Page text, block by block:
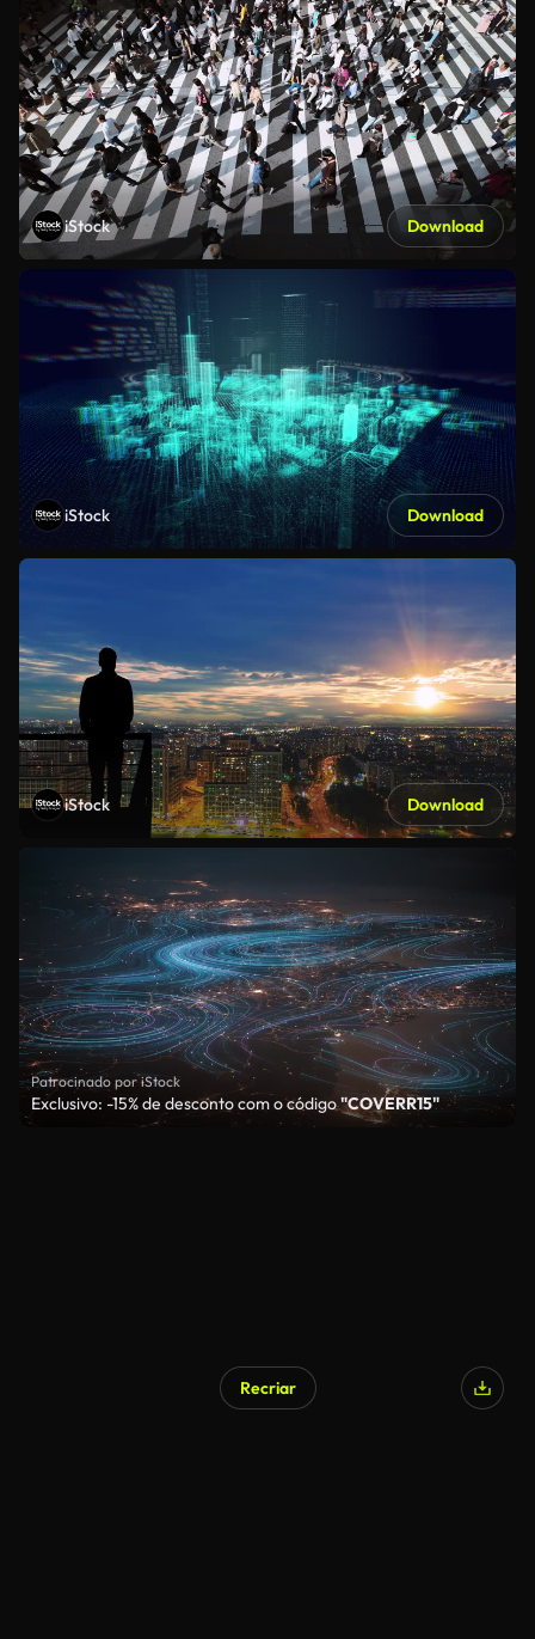
iStock Download
iStock Download
iStock Download
Patrocinado por iStock
Exclusivo: -15% de desconto com o código"COVERR15"
Recriar